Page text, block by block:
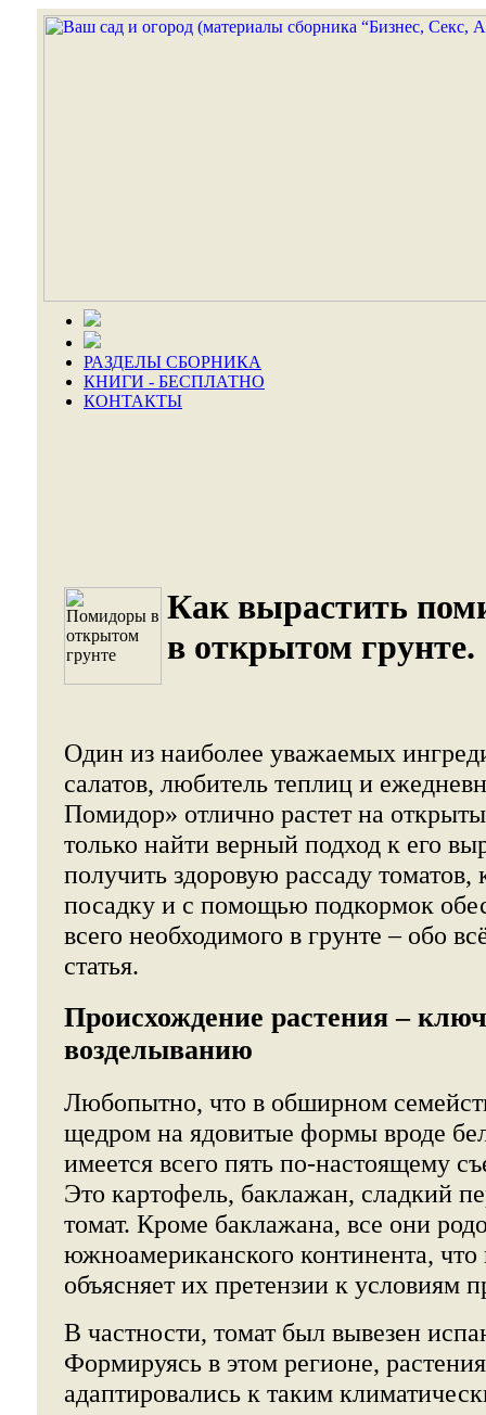
РАЗДЕЛЫ СБОРНИКА
КНИГИ - БЕСПЛАТНО
КОНТАКТЫ
Как вырастить
в открытом грунте.
Один из наиболее уважаемых
салатов, любитель теплиц и
Помидор» отлично растет на
только найти верный подход к его
получить здоровую рассаду томатов,
посадку и с помощью подкормок
всего необходимого в грунте – обо
статья.
Происхождение растения –
возделыванию
Любопытно, что в обширном
щедром на ядовитые формы вроде
имеется всего пять по-настоящему
Это картофель, баклажан, сладкий
томат. Кроме баклажана, все они
южноамериканского континента,
объясняет их претензии к условиям
В частности, томат был вывезен
Формируясь в этом регионе,
адаптировались к таким